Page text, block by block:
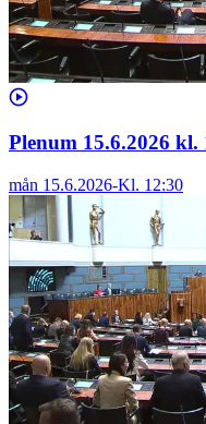
Plenum 15.6.2026 kl.
mån 15.6.2026-Kl. 12:30